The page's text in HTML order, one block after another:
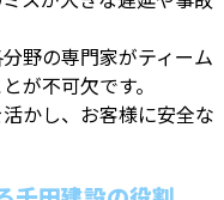
野の専門家がティーム
が不可欠です。
かし、お客様に安全な